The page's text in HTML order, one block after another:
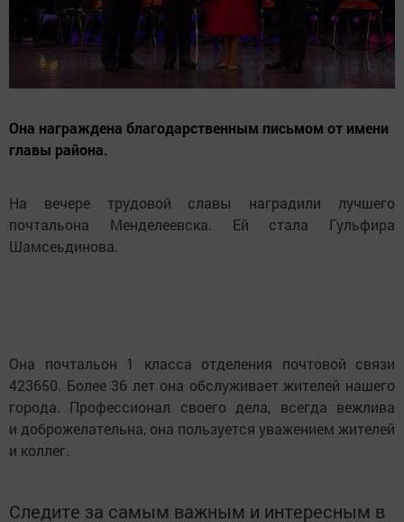
Она награждена благодарственным письмом от имени
главы района.
На вечере трудовой славы наградили лучшего
почтальона Менделеевска. Ей стала Гульфира
Шамсеьдинова.
Она почтальон 1 класса отделения почтовой связи
423650. Более 36 лет она обслуживает жителей нашего
города. Профессионал своего дела, всегда вежлива
и доброжелательна, она пользуется уважением жителей
и коллег.
Следите за самым важным и интересным в